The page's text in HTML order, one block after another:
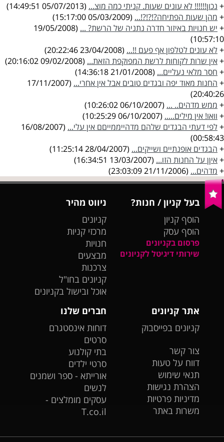
+ נכון!!!!!! לא עונים שעות. קניתי כמה מוצ... (05/07/2013 14:49:51)
+ מהן שעות הפתיחה?!?!?!... (05/03/2009 15:17:00)
+ יש חנויות באיזור חדרה נתניה של הרשת? ... (19/05/2008
10:57:10)
+לא עונים לטלפון אף פעם !!... (23/04/2008 20:22:46)
+אין שרות לקוחות לרשת המפוקפת הזאת... (09/02/2008 20:16:02)
+ חסר מלאי נעליים... (21/01/2008 14:36:18)
+ החנות מאוד יפה ובגדים טובים אבל אין אחרי... (17/11/2007
20:40:26)
+ ממש מדהים.. ... (06/10/2007 10:26:02)
+ וואו! אין מילים..... (06/10/2007 10:25:29)
+לפי דעתי הבגדים שלהם מדהייממייםם אין עלי... (16/08/2007
00:58:43)
+ הבגדים אופנתיים ושייקים... (28/04/2007 11:25:14)
+איןן על החנות הזו... (13/03/2007 16:34:51)
+ מדהים... (21/11/2006 23:03:09)
בעל קניון / חנות?
הוסף קניון
הוסף עסק
פרסום בקניונים
שירותי דיגיטל לקניונים
ניווט מהיר
קניונים
מרכזי קניות
חנויות
מבצעים
צרכנות
קניונים בחו"ל
אוכל ובישול בקניונים
אתר קניונים
קניונים בפייסבוק
צור קשר
דווח על טעות
תנאי שימוש
הצהרת נגישות
מדיניות פרטיות
משרות באתר
חברים שלנו
דוחות אינסטגרם
סרטים
בתי קולנוע
סרטי ילדים
אורייתא - ספר ושמנים
לנשים
עסקים מומלצים -
T.co.il